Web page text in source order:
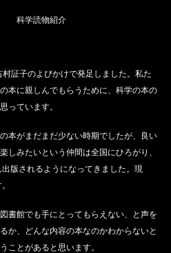
科学読物紹介
証子のよびかけで発足しました。私た
本に親しんでもらうために、科学の本の
っています。
本がまだまだ少ない時期でしたが、良い
しみたいという仲間は全国にひろがり、
版されるようになってきました。現
書館でも手にとってもらえない、と声を
か、どんな内容の本なのかわからないと
ことがあると思います。